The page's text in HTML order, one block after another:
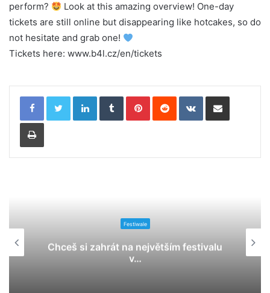
perform?
Look at this amazing overview! One-day
tickets are still online but disappearing like hotcakes, so do
not hesitate and grab one!
Tickets here: www.b4l.cz/en/tickets
LinkedInTumblrPinterestReddit VKontakteShare via Email
Print
Festiwale
Chceš si zahrát na největším festivalu
v…